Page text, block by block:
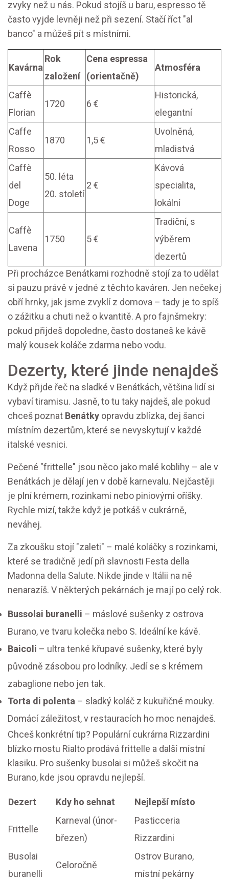
zvyky než u nás. Pokud stojíš u baru, espresso tě
často vyjde levněji než při sezení. Stačí říct "al
banco" a můžeš pít s místními.
Kavárna
Rok
založení
Cena espressa
(orientačně)
Atmosféra
Caffè
Florian
1720 6 €
Historická,
elegantní
Caffe
Rosso
1870 1,5 €
Uvolněná,
mladistvá
Caffè
del
Doge
50. léta
20. století
2 €
Kávová
specialita,
lokální
Caffè
Lavena
1750 5 €
Tradiční, s
výběrem
dezertů
Při procházce Benátkami rozhodně stojí za to udělat
si pauzu právě v jedné z těchto kaváren. Jen nečekej
obří hrnky, jak jsme zvyklí z domova – tady je to spíš
o zážitku a chuti než o kvantitě. A pro fajnšmekry:
pokud přijdeš dopoledne, často dostaneš ke kávě
malý kousek koláče zdarma nebo vodu.
Dezerty, které jinde nenajdeš
Když přijde řeč na sladké v Benátkách, většina lidí si
vybaví tiramisu. Jasně, to tu taky najdeš, ale pokud
chceš poznat Benátky opravdu zblízka, dej šanci
místním dezertům, které se nevyskytují v každé
italské vesnici.
Pečené "frittelle" jsou něco jako malé koblihy – ale v
Benátkách je dělají jen v době karnevalu. Nejčastěji
je plní krémem, rozinkami nebo piniovými oříšky.
Rychle mizí, takže když je potkáš v cukrárně,
neváhej.
Za zkoušku stojí "zaleti" – malé koláčky s rozinkami,
které se tradičně jedí při slavnosti Festa della
Madonna della Salute. Nikde jinde v Itálii na ně
nenarazíš. V některých pekárnách je mají po celý rok.
Bussolai buranelli – máslové sušenky z ostrova
Burano, ve tvaru kolečka nebo S. Ideální ke kávě.
Baicoli – ultra tenké křupavé sušenky, které byly
původně zásobou pro lodníky. Jedí se s krémem
zabaglione nebo jen tak.
Torta di polenta – sladký koláč z kukuřičné mouky.
Domácí záležitost, v restauracích ho moc nenajdeš.
Chceš konkrétní tip? Populární cukrárna Rizzardini
blízko mostu Rialto prodává frittelle a další místní
klasiku. Pro sušenky busolai si můžeš skočit na
Burano, kde jsou opravdu nejlepší.
Dezert Kdy ho sehnat Nejlepší místo
Frittelle
Karneval (únor-
březen)
Pasticceria
Rizzardini
Busolai
buranelli
Celoročně
Ostrov Burano,
místní pekárny